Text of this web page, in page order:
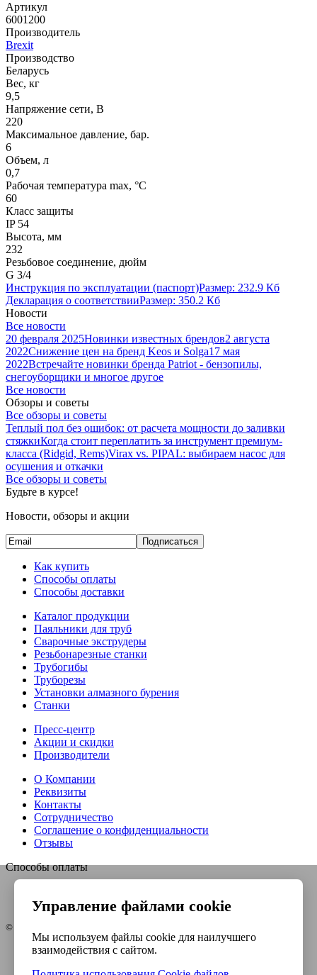
Управление файлами cookie
Мы используем файлы cookie для наилучшего
взаимодействия с сайтом.
Артикул
6001200
Производитель
Brexit
Производство
Беларусь
Вес, кг
9,5
Напряжение сети, В
220
Максимальное давление, бар.
6
Объем, л
0,7
Рабочая температура max, °С
60
Класс защиты
IP 54
Высота, мм
232
Резьбовое соединение, дюйм
G 3/4
Инструкция по эксплуатации (паспорт)Размер: 232.9 Кб
Декларация о соответствииРазмер: 350.2 Кб
Новости
Все новости
20 февраля 2025Новинки известных брендов2 августа
2022Снижение цен на бренд Keos и Solga17 мая
2022Встречайте новинки бренда Patriot - бензопилы,
снегоуборщики и многое другое
Все новости
Обзоры и советы
Все обзоры и советы
Теплый пол без ошибок: от расчета мощности до заливки
стяжкиКогда стоит переплатить за инструмент премиум-
класса (Ridgid, Rems)Virax vs. PIPAL: выбираем насос для
осушения и откачки
Все обзоры и советы
Будьте в курсе!
Новости, обзоры и акции
Подписаться
Как купить
Способы оплаты
Способы доставки
Каталог продукции
Паяльники для труб
Сварочные экструдеры
Резьбонарезные станки
Трубогибы
Труборезы
Установки алмазного бурения
Станки
Пресс-центр
Акции и скидки
Производители
О Компании
Реквизиты
Контакты
Сотрудничество
Соглашение о конфиденциальности
Отзывы
Способы оплаты
© Интернет-магазин Евро-инструмент, 2026
Контакты